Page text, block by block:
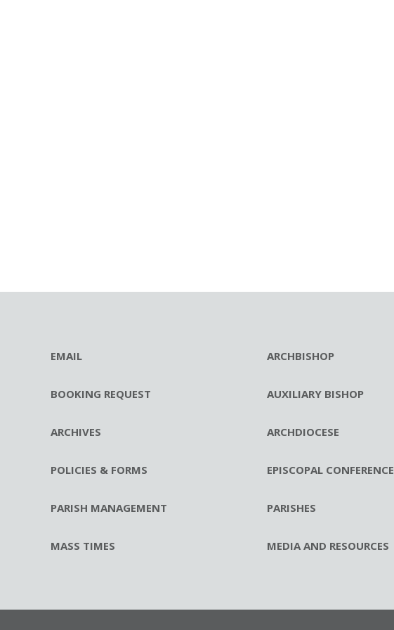
EMAIL
BOOKING REQUEST
ARCHIVES
POLICIES & FORMS
PARISH MANAGEMENT
MASS TIMES
ARCHBISHOP
AUXILIARY BISHOP
ARCHDIOCESE
EPISCOPAL CONFERENCE
PARISHES
MEDIA AND RESOURCES